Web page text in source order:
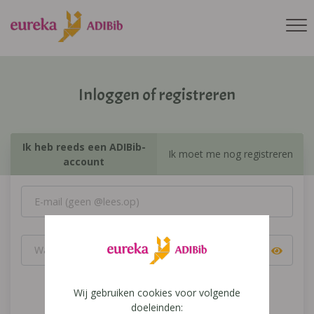
Inloggen of registreren
Ik heb reeds een ADIBib-
account
Ik moet me nog registreren
Inloggen
Wij gebruiken cookies voor volgende
doeleinden: